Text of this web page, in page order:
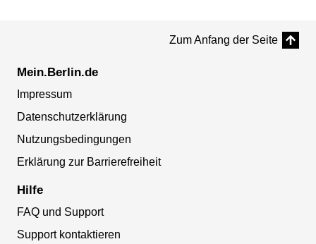
Zum Anfang der Seite
Mein.Berlin.de
Impressum
Datenschutzerklärung
Nutzungsbedingungen
Erklärung zur Barrierefreiheit
Hilfe
FAQ und Support
Support kontaktieren